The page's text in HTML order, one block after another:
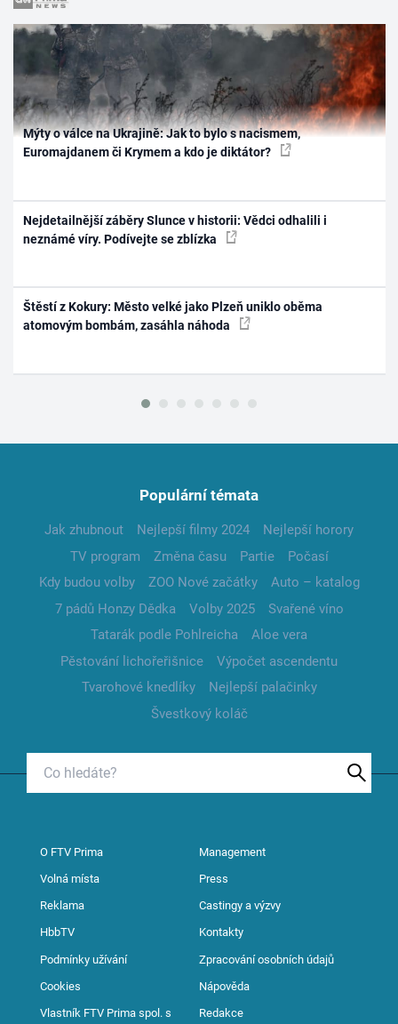
Mýty o válce na Ukrajině: Jak to bylo s nacismem,
Euromajdanem či Krymem a kdo je diktátor?
Nejdetailnější záběry Slunce v historii: Vědci odhalili i
neznámé víry. Podívejte se zblízka
Štěstí z Kokury: Město velké jako Plzeň uniklo oběma
atomovým bombám, zasáhla náhoda
Populární témata
Jak zhubnout Nejlepší filmy 2024
Nejlepší horory
TV program
Změna času Partie
Počasí
Kdy budou volby
ZOO Nové začátky
Auto – katalog
7 pádů Honzy Dědka
Volby 2025
Svařené víno
Tatarák podle Pohlreicha
Aloe vera
Pěstování lichořeřišnice
Výpočet ascendentu
Tvarohové knedlíky
Nejlepší palačinky
Švestkový koláč
O FTV Prima Management
Volná místa Press
Reklama Castingy a výzvy
HbbTV Kontakty
Podmínky užívání Zpracování osobních údajů
Cookies Nápověda
Vlastník FTV Prima spol. s
Redakce